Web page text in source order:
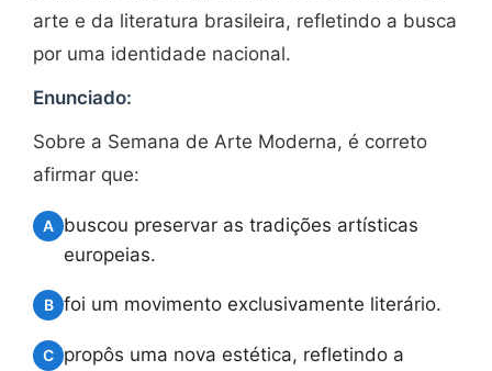
arte e da literatura brasileira, refletindo a busca
por uma identidade nacional.
Enunciado:
Sobre a Semana de Arte Moderna, é correto
afirmar que:
A buscou preservar as tradições artísticas
europeias.
B foi um movimento exclusivamente literário.
C propôs uma nova estética, refletindo a